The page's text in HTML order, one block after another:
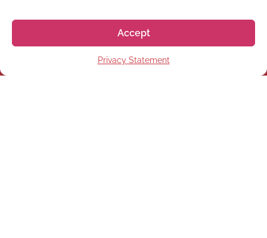
Accept
Privacy Statement